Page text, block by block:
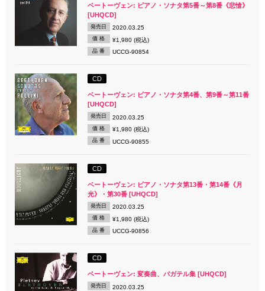
ベートーヴェン: ピアノ・ソナタ第5番～第8番《悲愴》
[UHQCD]
発売日 2020.03.25
価 格 ¥1,980 (税込)
品 番 UCCG-90854
CD
ベートーヴェン: ピアノ・ソナタ第4番、第9番～第11番
[UHQCD]
発売日 2020.03.25
価 格 ¥1,980 (税込)
品 番 UCCG-90855
CD
ベートーヴェン: ピアノ・ソナタ第13番・第14番《月
光》・第30番 [UHQCD]
発売日 2020.03.25
価 格 ¥1,980 (税込)
品 番 UCCG-90856
CD
ベートーヴェン: 変奏曲、バガテル集 [UHQCD]
発売日 2020.03.25